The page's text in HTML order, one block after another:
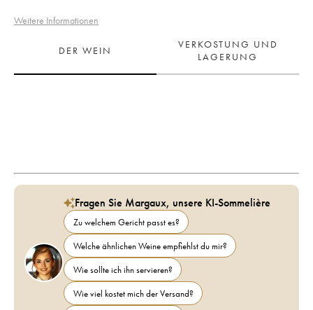
Weitere Informationen
DER WEIN
VERKOSTUNG UND
LAGERUNG
Fragen Sie Margaux, unsere KI-Sommelière
Zu welchem Gericht passt es?
Welche ähnlichen Weine empfiehlst du mir?
Wie sollte ich ihn servieren?
Wie viel kostet mich der Versand?